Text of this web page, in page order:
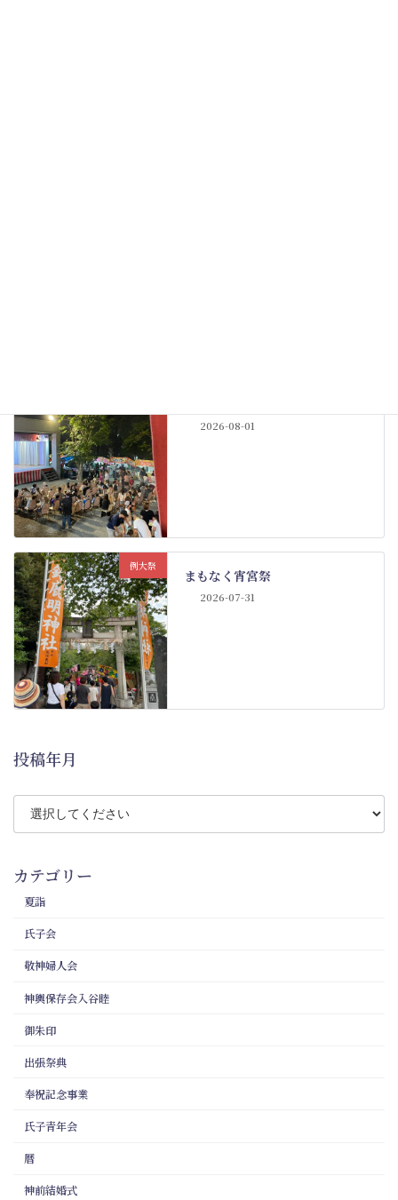
2026-08-01
例大祭
まもなく宵宮祭
2026-07-31
投稿年月
カテゴリー
夏詣
氏子会
敬神婦人会
神輿保存会入谷睦
御朱印
出張祭典
奉祝記念事業
氏子青年会
暦
神前結婚式